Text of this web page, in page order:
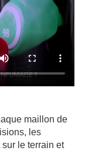
maillon de
les
le terrain et